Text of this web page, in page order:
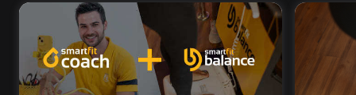
5 invitados al mes en el gimnasio
que quieras